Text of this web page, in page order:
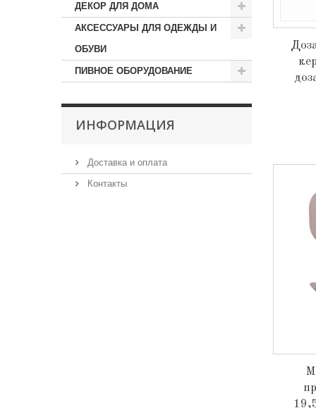
ДЕКОР ДЛЯ ДОМА
АКСЕССУАРЫ ДЛЯ ОДЕЖДЫ И
ОБУВИ
ПИВНОЕ ОБОРУДОВАНИЕ
ИНФОРМАЦИЯ
Доставка и оплата
Контакты